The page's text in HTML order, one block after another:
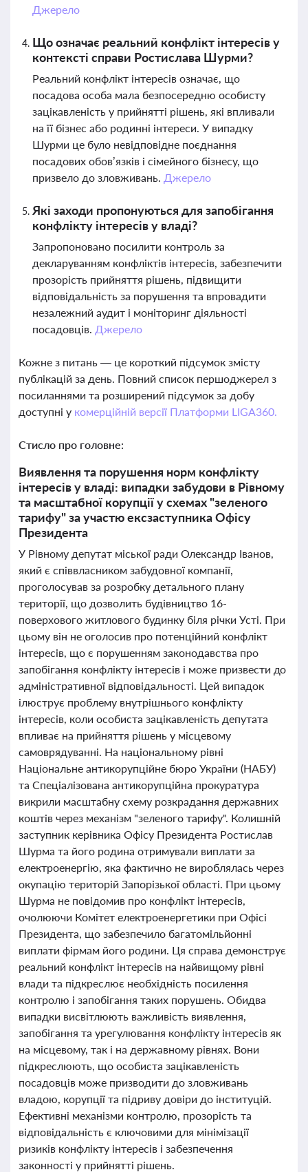
Джерело
Що означає реальний конфлікт інтересів у
контексті справи Ростислава Шурми?
Реальний конфлікт інтересів означає, що
посадова особа мала безпосередню особисту
зацікавленість у прийнятті рішень, які впливали
на її бізнес або родинні інтереси. У випадку
Шурми це було невідповідне поєднання
посадових обов’язків і сімейного бізнесу, що
призвело до зловживань. Джерело
Які заходи пропонуються для запобігання
конфлікту інтересів у владі?
Запропоновано посилити контроль за
декларуванням конфліктів інтересів, забезпечити
прозорість прийняття рішень, підвищити
відповідальність за порушення та впровадити
незалежний аудит і моніторинг діяльності
посадовців. Джерело
Кожне з питань — це короткий підсумок змісту
публікацій за день. Повний список першоджерел з
посиланнями та розширений підсумок за добу
доступні у комерційній версії Платформи LIGA360.
Стисло про головне:
Виявлення та порушення норм конфлікту
інтересів у владі: випадки забудови в Рівному
та масштабної корупції у схемах "зеленого
тарифу" за участю ексзаступника Офісу
Президента
У Рівному депутат міської ради Олександр Іванов,
який є співвласником забудовної компанії,
проголосував за розробку детального плану
території, що дозволить будівництво 16-
поверхового житлового будинку біля річки Усті. При
цьому він не оголосив про потенційний конфлікт
інтересів, що є порушенням законодавства про
запобігання конфлікту інтересів і може призвести до
адміністративної відповідальності. Цей випадок
ілюструє проблему внутрішнього конфлікту
інтересів, коли особиста зацікавленість депутата
впливає на прийняття рішень у місцевому
самоврядуванні. На національному рівні
Національне антикорупційне бюро України (НАБУ)
та Спеціалізована антикорупційна прокуратура
викрили масштабну схему розкрадання державних
коштів через механізм "зеленого тарифу". Колишній
заступник керівника Офісу Президента Ростислав
Шурма та його родина отримували виплати за
електроенергію, яка фактично не вироблялась через
окупацію територій Запорізької області. При цьому
Шурма не повідомив про конфлікт інтересів,
очолюючи Комітет електроенергетики при Офісі
Президента, що забезпечило багатомільйонні
виплати фірмам його родини. Ця справа демонструє
реальний конфлікт інтересів на найвищому рівні
влади та підкреслює необхідність посилення
контролю і запобігання таких порушень. Обидва
випадки висвітлюють важливість виявлення,
запобігання та урегулювання конфлікту інтересів як
на місцевому, так і на державному рівнях. Вони
підкреслюють, що особиста зацікавленість
посадовців може призводити до зловживань
владою, корупції та підриву довіри до інституцій.
Ефективні механізми контролю, прозорість та
відповідальність є ключовими для мінімізації
ризиків конфлікту інтересів і забезпечення
законності у прийнятті рішень.